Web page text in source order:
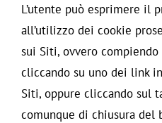
L’utente può esprimere il
all’utilizzo dei cookie
sui Siti, ovvero compiendo
cliccando su uno dei link
Siti, oppure cliccando sul
comunque di chiusura del